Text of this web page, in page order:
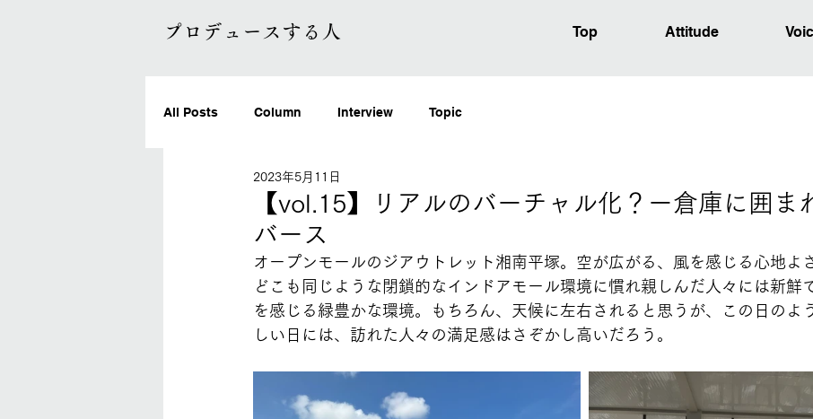
プロデュースする人 Top Attitude
All Posts Column Interview Topic
【vol.15】リアルのバーチャル化？ー倉庫に囲ま
バース
2023年5月11日
オープンモールのジアウトレット湘南平塚。空が広がる、風を感じる心地よ
どこも同じような閉鎖的なインドアモール環境に慣れ親しんだ人々には新鮮
を感じる緑豊かな環境。もちろん、天候に左右されると思うが、この日のよ
しい日には、訪れた人々の満足感はさぞかし高いだろう。